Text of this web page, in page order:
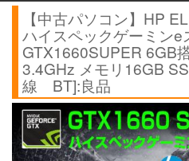
【中古パソコン】HP
ハイスペックゲーミンe
GTX1660SUPER 6GB
3.4GHz メモリ16GB
線 BT]:良品